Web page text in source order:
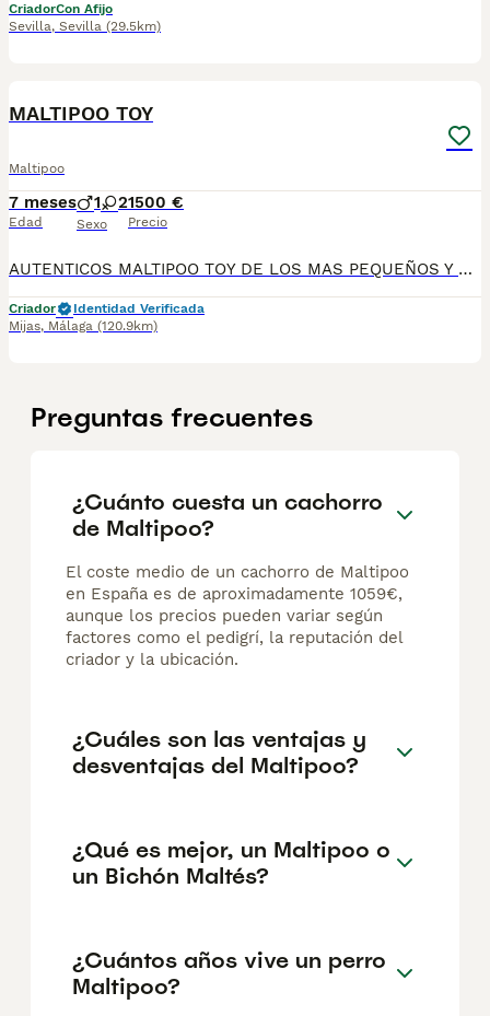
CriadorCon Afijo
Sevilla, Sevilla (29.5km)
MALTIPOO TOY
Maltipoo
7 meses
Edad
1 2
Sexo
1500 €
Precio
AUTENTICOS MALTIPOO TOY DE LOS MAS PEQUEÑOS Y PELUDITOS, COLOR BLANCO Y CREMA, PRECIOSOS Y CRIADOS EN CASA, TOTALMENTE FAMILIAR. CONTROLADOS POR VETERINARIOS.
Criador
Identidad Verificada
Mijas, Málaga (120.9km)
Preguntas frecuentes
¿Cuánto cuesta un cachorro
de Maltipoo?
El coste medio de un cachorro de Maltipoo
en España es de aproximadamente 1059€,
aunque los precios pueden variar según
factores como el pedigrí, la reputación del
criador y la ubicación.
¿Cuáles son las ventajas y
desventajas del Maltipoo?
¿Qué es mejor, un Maltipoo o
un Bichón Maltés?
¿Cuántos años vive un perro
Maltipoo?